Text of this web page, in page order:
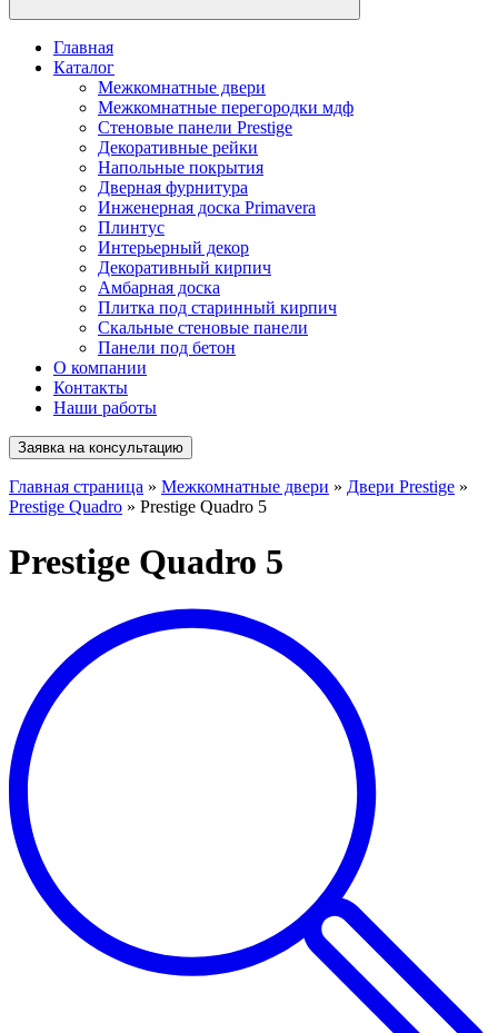
Главная
Каталог
Межкомнатные двери
Межкомнатные перегородки мдф
Стеновые панели Prestige
Декоративные рейки
Напольные покрытия
Дверная фурнитура
Инженерная доска Primavera
Плинтус
Интерьерный декор
Декоративный кирпич
Амбарная доска
Плитка под старинный кирпич
Скальные стеновые панели
Панели под бетон
О компании
Контакты
Наши работы
Заявка на консультацию
Главная страница » Межкомнатные двери » Двери Prestige »
Prestige Quadro » Prestige Quadro 5
Prestige Quadro 5